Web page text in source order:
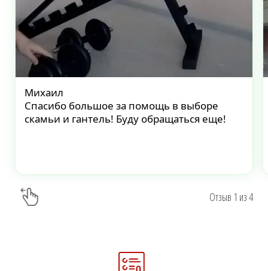
Михаил
Спасибо большое за помощь в выборе
скамьи и гантель! Буду обращаться еще!
Отзыв 1 из4